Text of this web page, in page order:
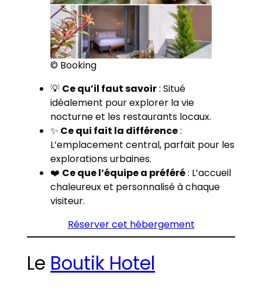
© Booking
💡 Ce qu’il faut savoir: Situé
idéalement pour explorer la vie
nocturne et les restaurants locaux.
✨ Ce qui fait la différence:
L’emplacement central, parfait pour les
explorations urbaines.
❤️ Ce que l’équipe a préféré: L’accueil
chaleureux et personnalisé à chaque
visiteur.
Réserver cet hébergement
Le Boutik Hotel